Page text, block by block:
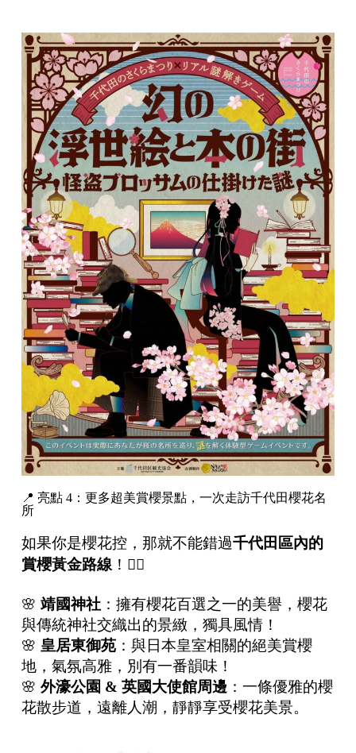
📍 亮點 4：更多超美賞櫻景點，一次走訪千代田櫻花名
所
如果你是櫻花控，那就不能錯過千代田區內的
賞櫻黃金路線 ！🚶‍♂️
🌸 靖國神社：擁有櫻花百選之一的美譽，櫻花
與傳統神社交織出的景緻，獨具風情！
🌸 皇居東御苑：與日本皇室相關的絕美賞櫻
地，氣氛高雅，別有一番韻味！
🌸 外濠公園 & 英國大使館周邊 ：一條優雅的櫻
花散步道，遠離人潮，靜靜享受櫻花美景。